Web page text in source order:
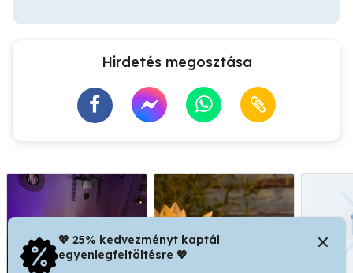
Hirdetés megosztása
💖 25% kedvezményt kaptál
egyenlegfeltöltésre 💖